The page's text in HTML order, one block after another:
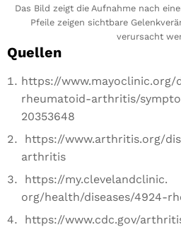
Das Bild zeigt die Aufnahme nach
Pfeile zeigen sichtbare
verursacht
Quellen
https://www.mayoclinic.org/
rheumatoid-arthritis/
20353648
https://www.arthritis.org/
arthritis
https://my.clevelandclinic.
org/health/diseases/4924-
https://www.cdc.gov/